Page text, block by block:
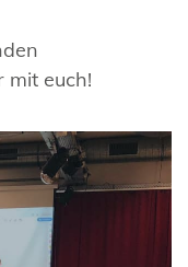
mit euch!